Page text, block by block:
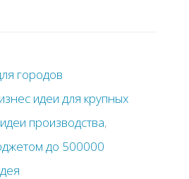
городов
идеи для крупных
производства,
до 500000